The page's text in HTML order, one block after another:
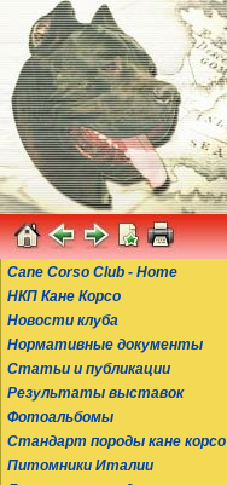
Cane Corso Club - Home
НКП Кане Корсо
Новости клуба
Нормативные документы
Статьи и публикации
Результаты выставок
Фотоальбомы
Стандарт породы кане корсо
Питомники Италии